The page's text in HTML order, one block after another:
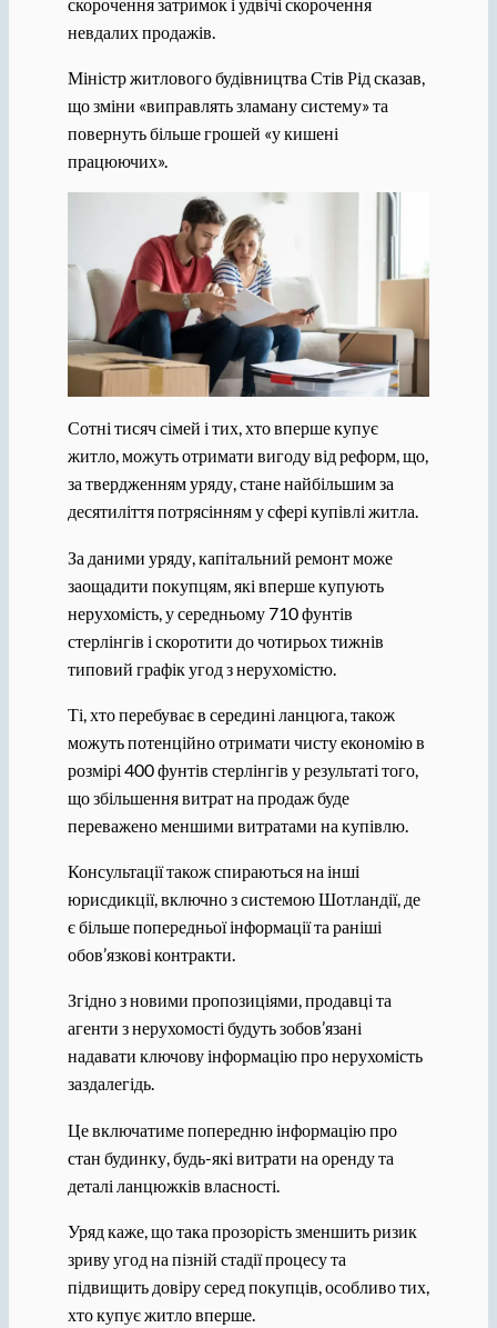
невдалих продажів.
Міністр житлового будівництва Стів Рід сказав,
що зміни «виправлять зламану систему» ​​та
повернуть більше грошей «у кишені
працюючих».
Сотні тисяч сімей і тих, хто вперше купує
житло, можуть отримати вигоду від реформ, що,
за твердженням уряду, стане найбільшим за
десятиліття потрясінням у сфері купівлі житла.
За даними уряду, капітальний ремонт може
заощадити покупцям, які вперше купують
нерухомість, у середньому 710 фунтів
стерлінгів і скоротити до чотирьох тижнів
типовий графік угод з нерухомістю.
Ті, хто перебуває в середині ланцюга, також
можуть потенційно отримати чисту економію в
розмірі 400 фунтів стерлінгів у результаті того,
що збільшення витрат на продаж буде
переважено меншими витратами на купівлю.
Консультації також спираються на інші
юрисдикції, включно з системою Шотландії, де
є більше попередньої інформації та раніші
обов’язкові контракти.
Згідно з новими пропозиціями, продавці та
агенти з нерухомості будуть зобов’язані
надавати ключову інформацію про нерухомість
заздалегідь.
Це включатиме попередню інформацію про
стан будинку, будь-які витрати на оренду та
деталі ланцюжків власності.
Уряд каже, що така прозорість зменшить ризик
зриву угод на пізній стадії процесу та
підвищить довіру серед покупців, особливо тих,
хто купує житло вперше.